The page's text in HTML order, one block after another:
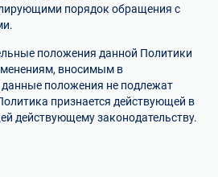
порядок обращения с
положения данной Политики
вносимым в
положения не подлежат
признается действующей в
действующему законодательству.